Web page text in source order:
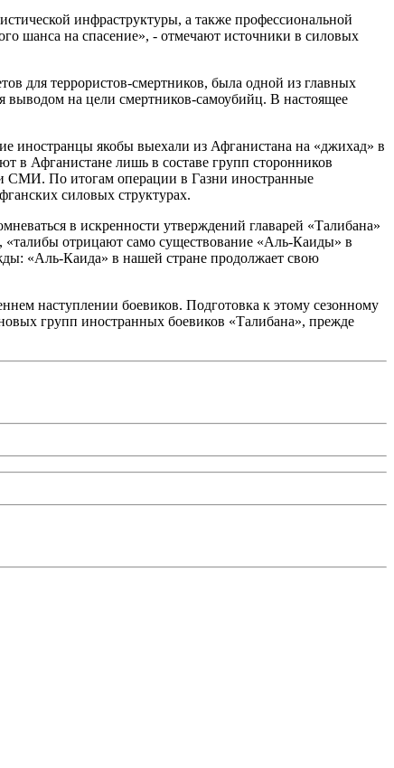
инфраструктуры, а также профессиональной
шанса на спасение», - отмечают источники в силовых
для террористов-смертников, была одной из главных
выводом на цели смертников-самоубийц. В настоящее
иностранцы якобы выехали из Афганистана на «джихад» в
в Афганистане лишь в составе групп сторонников
СМИ. По итогам операции в Газни иностранные
силовых структурах.
в искренности утверждений главарей «Талибана»
«талибы отрицают само существование «Аль-Каиды» в
«Аль-Каида» в нашей стране продолжает свою
наступлении боевиков. Подготовка к этому сезонному
групп иностранных боевиков «Талибана», прежде